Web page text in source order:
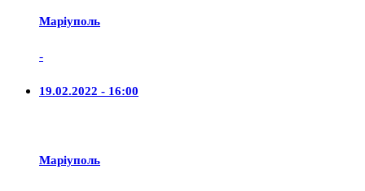
Маріуполь
-
19.02.2022 - 16:00
Маріуполь